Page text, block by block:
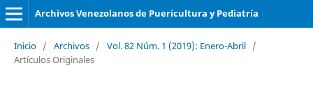
Archivos Venezolanos de Puericultura y Pediatría
Inicio / Archivos / Vol. 82 Núm. 1 (2019): Enero-Abril /
Artículos Originales